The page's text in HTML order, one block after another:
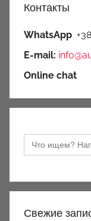
Контакты
WhatsApp
E-mail:
Online chat
Search
for:
Свежие